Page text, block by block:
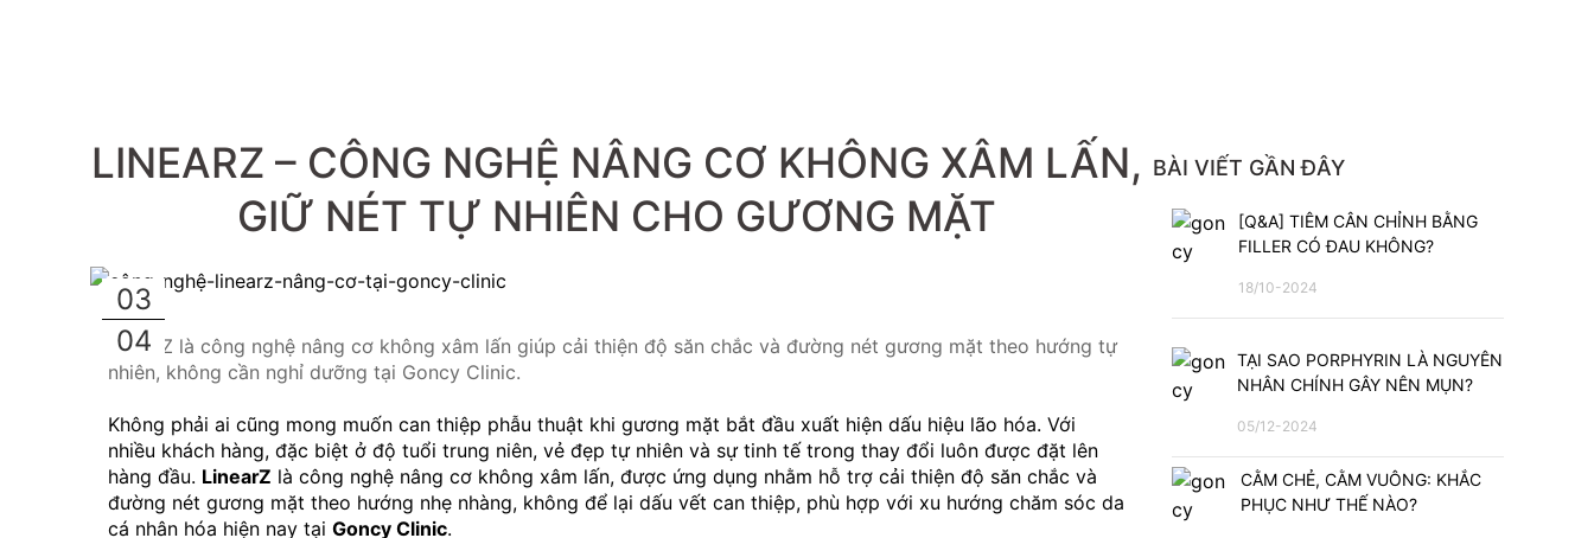
LINEARZ – CÔNG NGHỆ NÂNG CƠ KHÔNG XÂM LẤN,
GIỮ NÉT TỰ NHIÊN CHO GƯƠNG MẶT
03
04
LinearZ là công nghệ nâng cơ không xâm lấn giúp cải thiện độ săn chắc và đường nét gương mặt theo hướng tự
nhiên, không cần nghỉ dưỡng tại Goncy Clinic.
Không phải ai cũng mong muốn can thiệp phẫu thuật khi gương mặt bắt đầu xuất hiện dấu hiệu lão hóa. Với
nhiều khách hàng, đặc biệt ở độ tuổi trung niên, vẻ đẹp tự nhiên và sự tinh tế trong thay đổi luôn được đặt lên
hàng đầu. LinearZ là công nghệ nâng cơ không xâm lấn, được ứng dụng nhằm hỗ trợ cải thiện độ săn chắc và
đường nét gương mặt theo hướng nhẹ nhàng, không để lại dấu vết can thiệp, phù hợp với xu hướng chăm sóc da
cá nhân hóa hiện nay tại Goncy Clinic.
BÀI VIẾT GẦN ĐÂY
[Q&A] TIÊM CÂN CHỈNH BẰNG
FILLER CÓ ĐAU KHÔNG?
18/10-2024
TẠI SAO PORPHYRIN LÀ NGUYÊN
NHÂN CHÍNH GÂY NÊN MỤN?
05/12-2024
CẰM CHẺ, CẰM VUÔNG: KHẮC
PHỤC NHƯ THẾ NÀO?